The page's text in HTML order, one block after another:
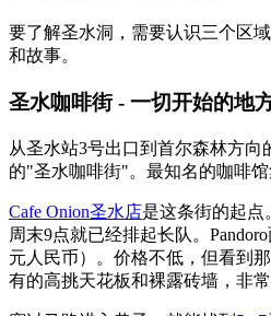
要了解圣水洞，需要认识三个区
和故事。
圣水咖啡街 - 一切开始的地
从圣水站3号出口到首尔森林方向
的"圣水咖啡街"。最知名的咖啡馆
Cafe Onion圣水店是这条街的起点
周末9点就已经排起长队。
元人民币）。价格不低，但看到
有的高挑天花板和裸露砖墙，非常